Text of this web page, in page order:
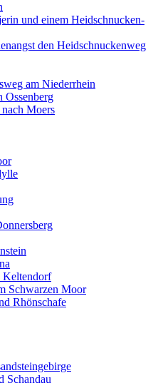
und einem Heidschnucken-
den Heidschnuckenweg
am Niederrhein
Ossenberg
Moers
Keltendorf
Schwarzen Moor
Rhönschafe
Schandau